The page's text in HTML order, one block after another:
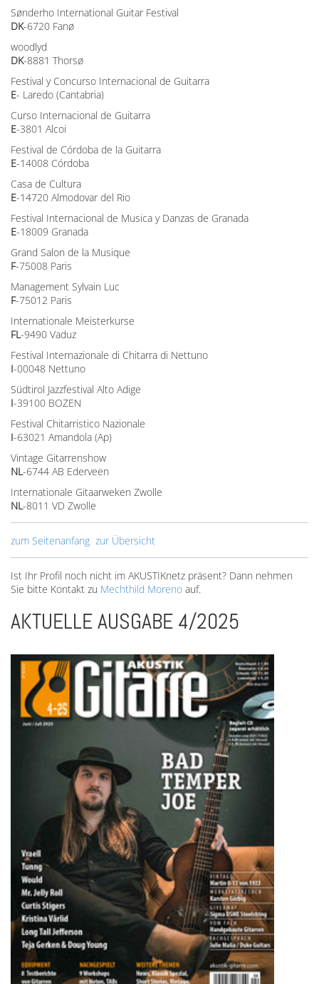
Sønderho International Guitar Festival
DK-6720 Fanø
woodlyd
DK-8881 Thorsø
Festival y Concurso Internacional de Guitarra
E- Laredo (Cantabria)
Curso Internacional de Guitarra
E-3801 Alcoi
Festival de Córdoba de la Guitarra
E-14008 Córdoba
Casa de Cultura
E-14720 Almodovar del Rio
Festival Internacional de Musica y Danzas de Granada
E-18009 Granada
Grand Salon de la Musique
F-75008 Paris
Management Sylvain Luc
F-75012 Paris
Internationale Meisterkurse
FL-9490 Vaduz
Festival Internazionale di Chitarra di Nettuno
I-00048 Nettuno
Südtirol Jazzfestival Alto Adige
I-39100 BOZEN
Festival Chitarristico Nazionale
I-63021 Amandola (Ap)
Vintage Gitarrenshow
NL-6744 AB Ederveen
Internationale Gitaarweken Zwolle
NL-8011 VD Zwolle
zum Seitenanfang zur Übersicht
Ist Ihr Profil noch nicht im AKUSTIKnetz präsent? Dann nehmen
Sie bitte Kontakt zu Mechthild Moreno auf.
AKTUELLE AUSGABE 4/2025